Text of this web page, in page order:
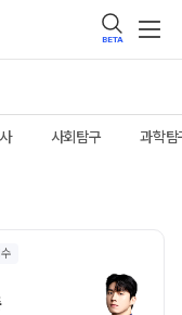
BETA
사회탐구 과학탐
박석준 선생님 홈 바로가기